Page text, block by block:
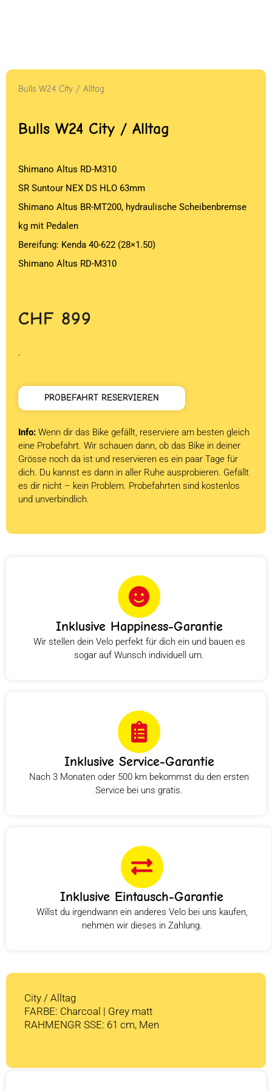
Bulls W24 City / Alltag
Bulls W24 City / Alltag
Shimano Altus RD-M310
SR Suntour NEX DS HLO 63mm
Shimano Altus BR-MT200, hydraulische Scheibenbremse
kg mit Pedalen
Bereifung: Kenda 40-622 (28×1.50)
Shimano Altus RD-M310
CHF 899
.
PROBEFAHRT RESERVIEREN
Info: Wenn dir das Bike gefällt, reserviere am besten gleich
eine Probefahrt. Wir schauen dann, ob das Bike in deiner
Grösse noch da ist und reservieren es ein paar Tage für
dich. Du kannst es dann in aller Ruhe ausprobieren. Gefällt
es dir nicht – kein Problem. Probefahrten sind kostenlos
und unverbindlich.
Inklusive Happiness-Garantie
Wir stellen dein Velo perfekt für dich ein und bauen es
sogar auf Wunsch individuell um.
Inklusive Service-Garantie
Nach 3 Monaten oder 500 km bekommst du den ersten
Service bei uns gratis.
Inklusive Eintausch-Garantie
Willst du irgendwann ein anderes Velo bei uns kaufen,
nehmen wir dieses in Zahlung.
City / Alltag
FARBE: Charcoal | Grey matt
RAHMENGR SSE: 61 cm, Men